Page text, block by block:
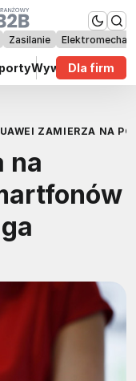
Zasilanie
WywiadyDla firm
ZAMIERZA NA
na